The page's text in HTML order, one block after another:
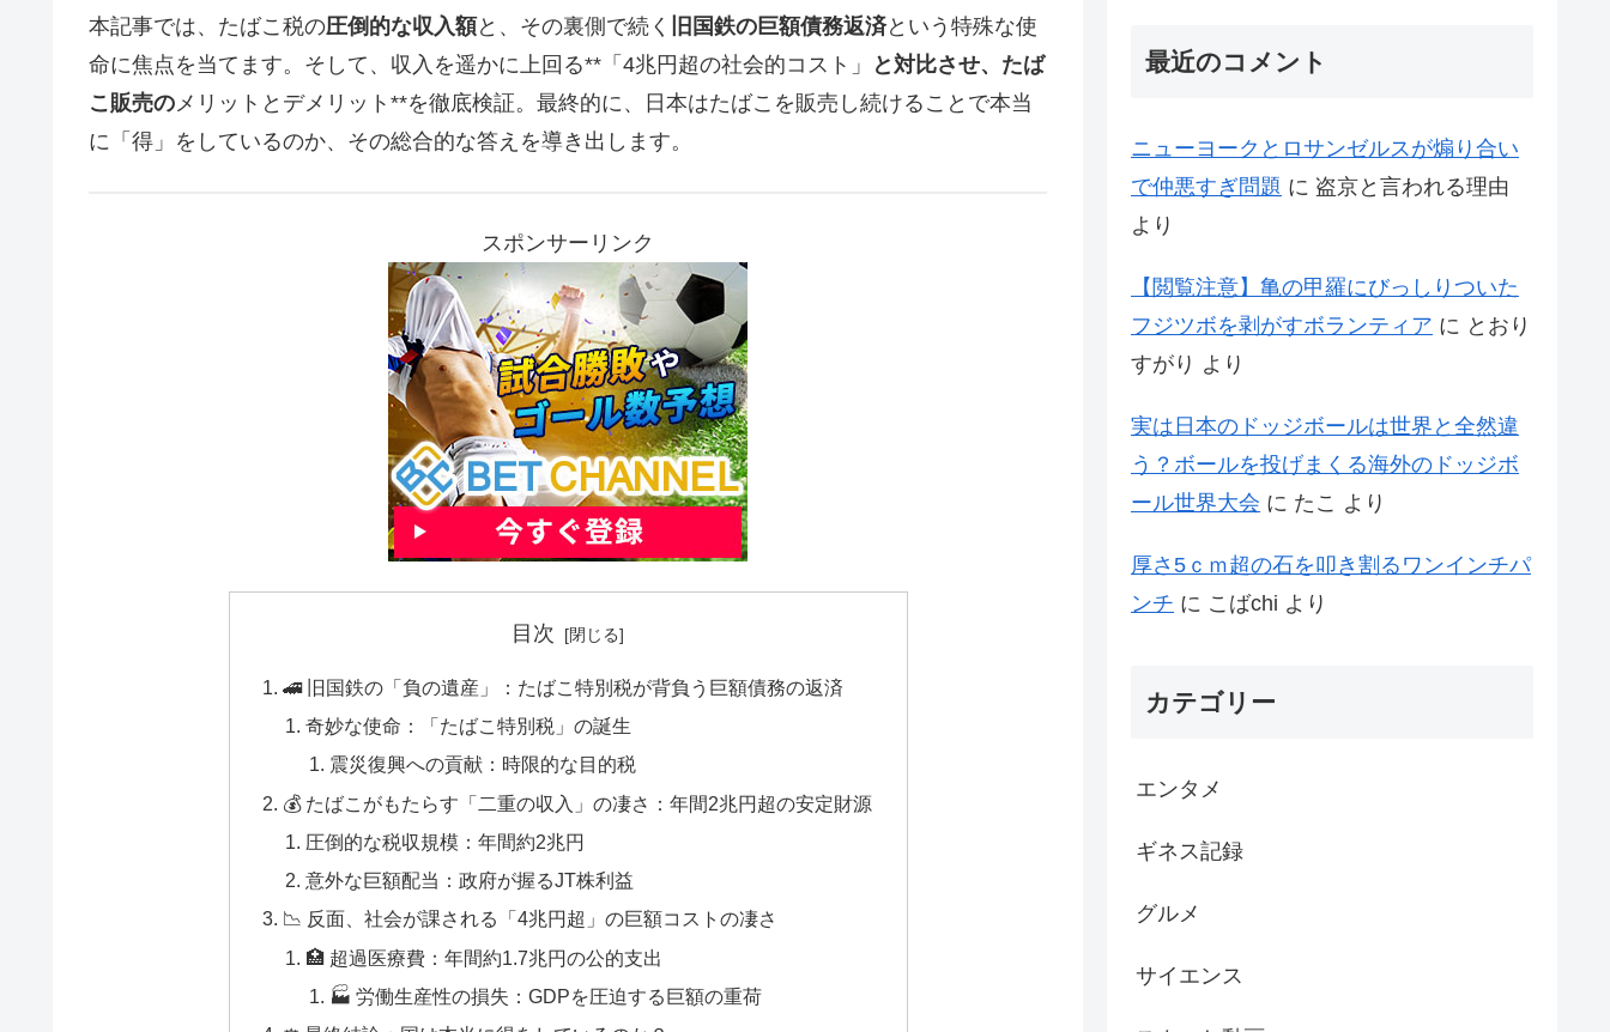
本記事では、たばこ税の圧倒的な収入額と、その裏側で続く 旧国鉄の巨額債務返済という特殊な使
命に焦点を当てます。そして、収入を遥かに上回る**「4兆円超の社会的コスト」
と対比させ、たば
こ販売のメリットとデメリット**を徹底検証。最終的に、日本はたばこを販売し続けることで本当
に「得」をしているのか、その総合的な答えを導き出します。
スポンサーリンク
目次
🚄 旧国鉄の「負の遺産」：たばこ特別税が背負う巨額債務の返済
奇妙な使命：「たばこ特別税」の誕生
震災復興への貢献：時限的な目的税
💰 たばこがもたらす「二重の収入」の凄さ：年間2兆円超の安定財源
圧倒的な税収規模：年間約2兆円
意外な巨額配当：政府が握るJT株利益
📉 反面、社会が課される「4兆円超」の巨額コストの凄さ
🏥 超過医療費：年間約1.7兆円の公的支出
🏭 労働生産性の損失：GDPを圧迫する巨額の重荷
最近のコメント
ニューヨークとロサンゼルスが煽り合い
で仲悪すぎ問題 に 盗京と言われる理由
より
【閲覧注意】亀の甲羅にびっしりついた
フジツボを剥がすボランティア に とおり
すがり より
実は日本のドッジボールは世界と全然違
う？ボールを投げまくる海外のドッジボ
ール世界大会 に たこ より
厚さ5ｃｍ超の石を叩き割るワンインチパ
ンチ に こばchi より
カテゴリー
エンタメ
ギネス記録
グルメ
サイエンス